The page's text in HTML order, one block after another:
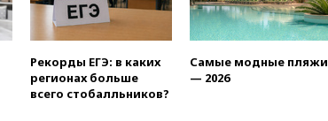
строительства военной базы в
снять «Яблоко» с выборов в
Госдуму
Рекорды ЕГЭ: в каких
регионах больше
всего стобалльников?
Самые модные пляжи
— 2026